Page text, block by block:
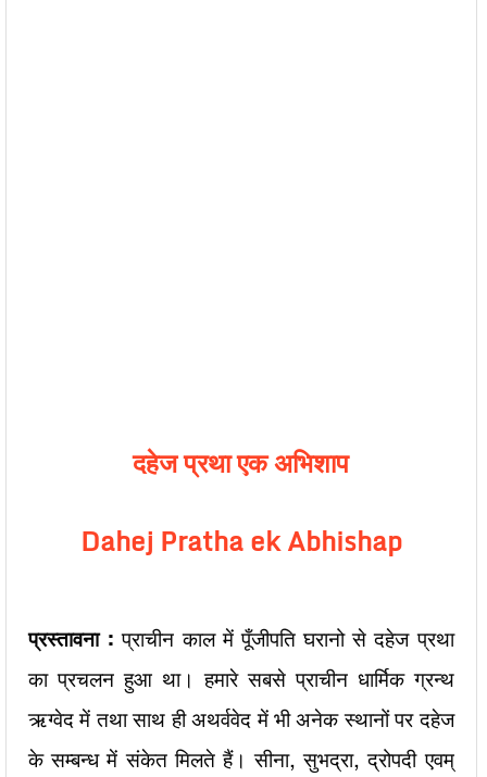
दहेज प्रथा एक अभिशाप
Dahej Pratha ek Abhishap
प्रस्तावना : प्राचीन काल में पूँजीपति घरानो से दहेज प्रथा
का प्रचलन हुआ था। हमारे सबसे प्राचीन धार्मिक ग्रन्थ
ऋग्वेद में तथा साथ ही अथर्ववेद में भी अनेक स्थानों पर दहेज
के सम्बन्ध में संकेत मिलते हैं। सीना, सुभद्रा, द्रोपदी एवम्